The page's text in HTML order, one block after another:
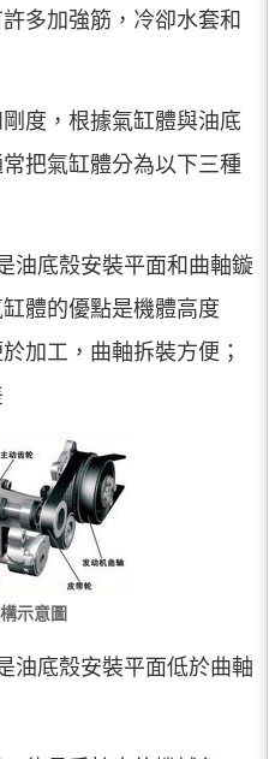
多加強筋，冷卻水套和
度，根據氣缸體與油底
把氣缸體分為以下三種
油底殼安裝平面和曲軸鏇
體的優點是機體高度
加工，曲軸拆裝方便；
示意圖
油底殼安裝平面低於曲軸